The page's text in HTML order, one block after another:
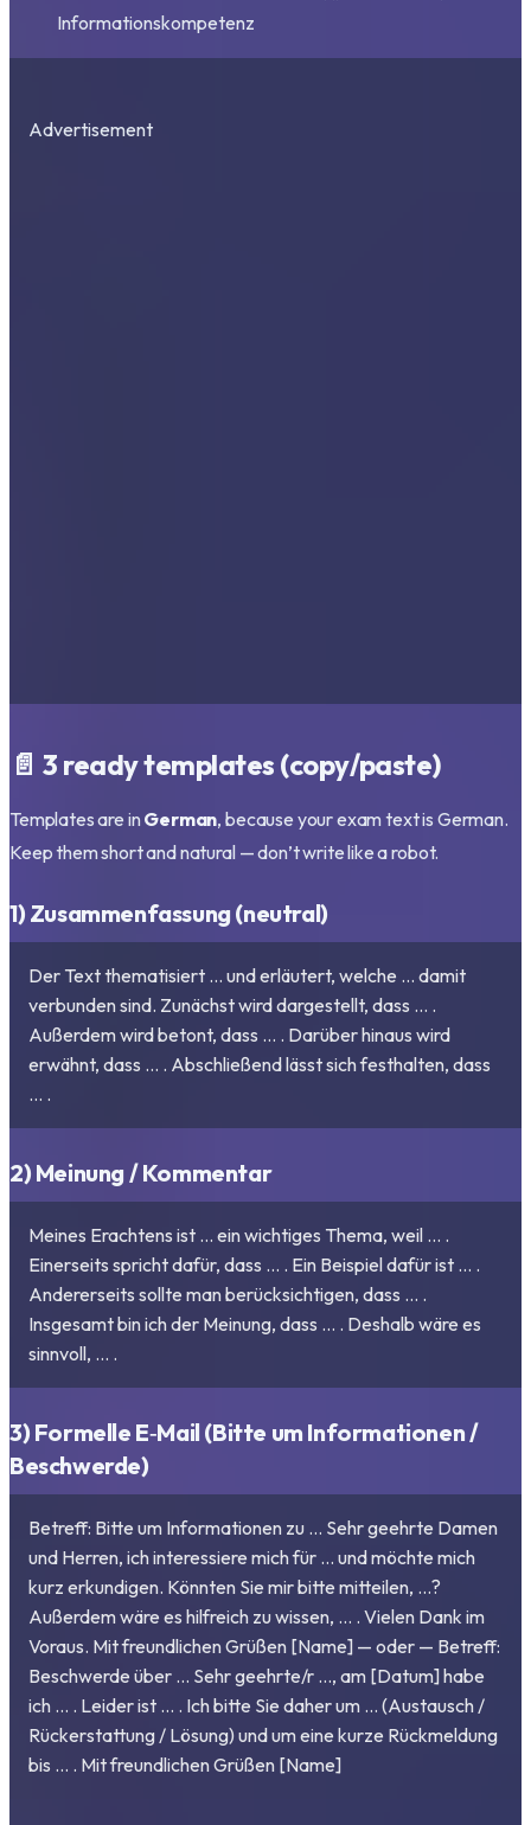
Informationskompetenz
Advertisement
📄 3 ready templates (copy/paste)
Templates are in German, because your exam text is German.
Keep them short and natural — don’t write like a robot.
1) Zusammenfassung (neutral)
Der Text thematisiert … und erläutert, welche … damit
verbunden sind. Zunächst wird dargestellt, dass … .
Außerdem wird betont, dass … . Darüber hinaus wird
erwähnt, dass … . Abschließend lässt sich festhalten, dass
… .
2) Meinung / Kommentar
Meines Erachtens ist … ein wichtiges Thema, weil … .
Einerseits spricht dafür, dass … . Ein Beispiel dafür ist … .
Andererseits sollte man berücksichtigen, dass … .
Insgesamt bin ich der Meinung, dass … . Deshalb wäre es
sinnvoll, … .
3) Formelle E‑Mail (Bitte um Informationen /
Beschwerde)
Betreff: Bitte um Informationen zu … Sehr geehrte Damen
und Herren, ich interessiere mich für … und möchte mich
kurz erkundigen. Könnten Sie mir bitte mitteilen, …?
Außerdem wäre es hilfreich zu wissen, … . Vielen Dank im
Voraus. Mit freundlichen Grüßen [Name] — oder — Betreff:
Beschwerde über … Sehr geehrte/r …, am [Datum] habe
ich … . Leider ist … . Ich bitte Sie daher um … (Austausch /
Rückerstattung / Lösung) und um eine kurze Rückmeldung
bis … . Mit freundlichen Grüßen [Name]